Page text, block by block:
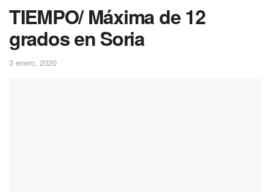
TIEMPO/ Máxima de 12
grados en Soria
3 enero, 2020